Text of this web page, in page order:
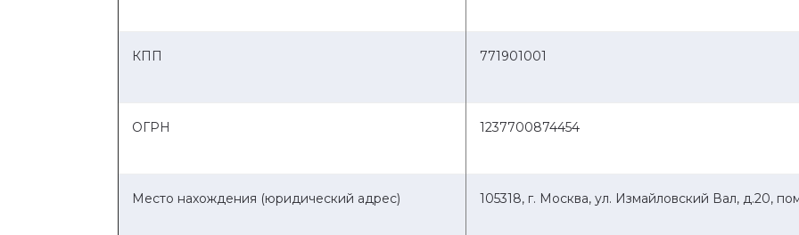
КПП 771901001
ОГРН 1237700874454
Место нахождения (юридический адрес) 105318, г. Москва, ул. Измайловский Вал, д.20,